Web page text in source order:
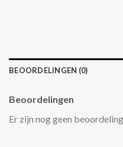
BEOORDELINGEN (0)
Beoordelingen
Er zijn nog geen